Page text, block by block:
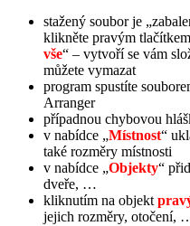
stažený soubor je
klikněte pravým
vše“ – vytvoří se vám
můžete vymazat
program spustíte
Arranger
případnou chybovou
v nabídce „Místnost“
také rozměry místnosti
v nabídce „Objekty“
dveře, …
kliknutím na objekt
jejich rozměry, otočení,